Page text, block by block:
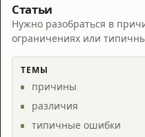
Статьи
Нужно разобраться в
ограничениях или
ТЕМЫ
причины
различия
типичные ошибки